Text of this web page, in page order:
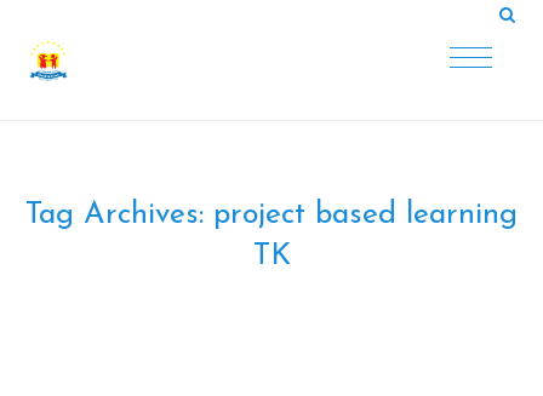
Tag Archives: project based learning
TK